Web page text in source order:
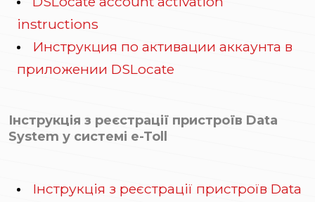
instructions
Инструкция по активации аккаунта в
приложении DSLocate
Інструкція з реєстрації пристроїв Data
System у системі e-Toll
Інструкція з реєстрації пристроїв Data